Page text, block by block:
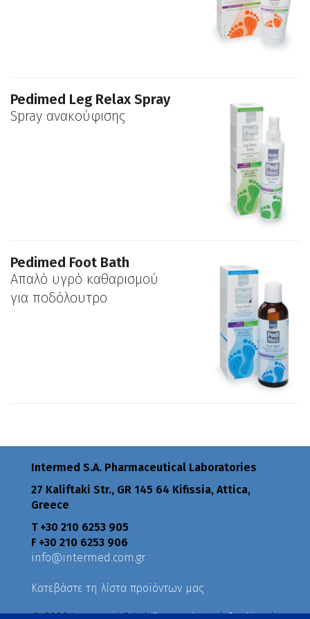
Pedimed Leg Relax Spray
Spray ανακούφισης
Pedimed Foot Bath
Απαλό υγρό καθαρισμού
για ποδόλουτρο
Intermed S.A. Pharmaceutical Laboratories
27 Kaliftaki Str., GR 145 64 Κifissia, Attica,
Greece
Τ +30 210 6253 905
F +30 210 6253 906
info@intermed.com.gr
Κατεβάστε τη λίστα προϊόντων μας